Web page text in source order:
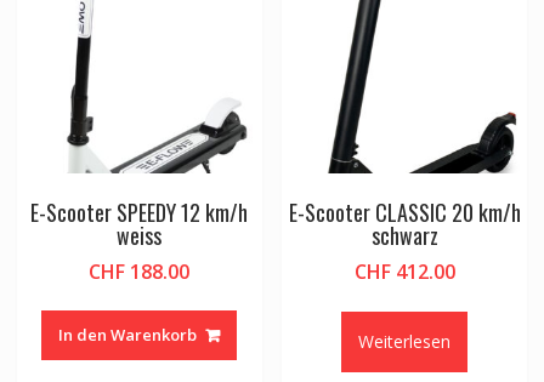
E-Scooter SPEEDY 12 km/h
weiss
CHF 188.00
In den Warenkorb
E-Scooter CLASSIC 20 km/h
schwarz
CHF412.00
Weiterlesen